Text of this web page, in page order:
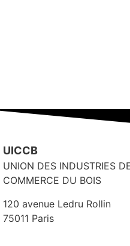
UICCB
UNION DES INDUSTRIES
COMMERCE DU BOIS
120 avenue Ledru Rollin
75011 Paris